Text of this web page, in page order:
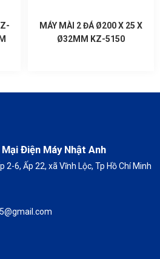
MÁY MÀI 2 ĐÁ Ø200 X 25 X
Ø32MM KZ-5150
Điện Máy Nhật Anh
2-6, Ấp 22, xã Vĩnh Lộc, Tp Hồ Chí Minh